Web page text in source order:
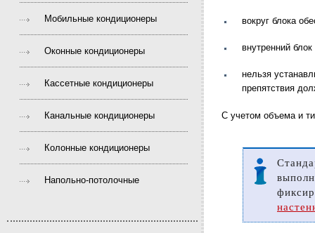
Мобильные кондиционеры
Оконные кондиционеры
Кассетные кондиционеры
Канальные кондиционеры
Колонные кондиционеры
Напольно-потолочные
вокруг блока
внутренний
нельзя
препятствия
С учетом объема и